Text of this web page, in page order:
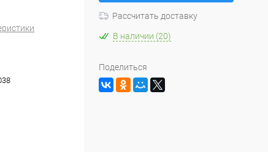
Рассчитать доставку
В наличии (20)
Поделиться